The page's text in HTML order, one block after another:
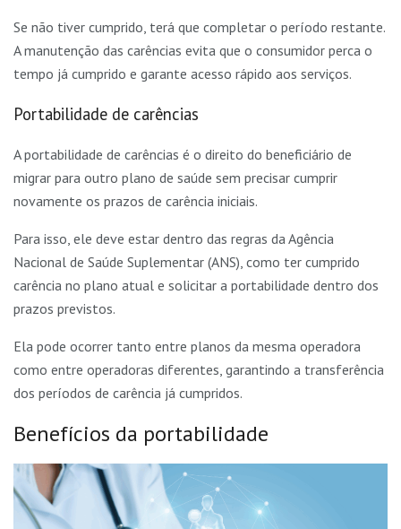
Se não tiver cumprido, terá que completar o período restante.
A manutenção das carências evita que o consumidor perca o
tempo já cumprido e garante acesso rápido aos serviços.
Portabilidade de carências
A portabilidade de carências é o direito do beneficiário de
migrar para outro plano de saúde sem precisar cumprir
novamente os prazos de carência iniciais.
Para isso, ele deve estar dentro das regras da Agência
Nacional de Saúde Suplementar (ANS), como ter cumprido
carência no plano atual e solicitar a portabilidade dentro dos
prazos previstos.
Ela pode ocorrer tanto entre planos da mesma operadora
como entre operadoras diferentes, garantindo a transferência
dos períodos de carência já cumpridos.
Benefícios da portabilidade